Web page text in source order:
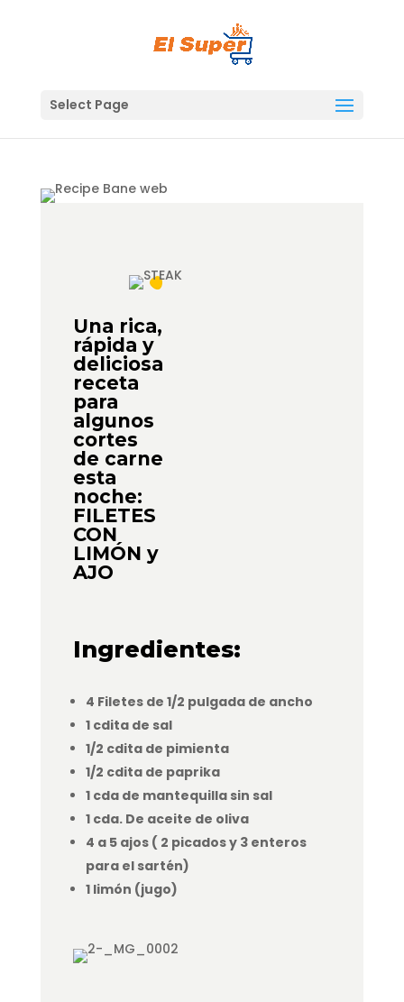
Select Page
Una rica,
rápida y
deliciosa
receta
para
algunos
cortes
de carne
esta
noche:
FILETES
CON
LIMÓN y
AJO
Ingredientes:
4 Filetes de 1/2 pulgada de ancho
1 cdita de sal
1/2 cdita de pimienta
1/2 cdita de paprika
1 cda de mantequilla sin sal
1 cda. De aceite de oliva
4 a 5 ajos ( 2 picados y 3 enteros
para el sartén)
1 limón (jugo)